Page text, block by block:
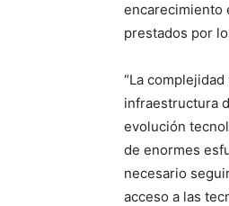
encarecimiento
prestados por
“La
infraestructura
evolución
de enormes
necesario
acceso a las